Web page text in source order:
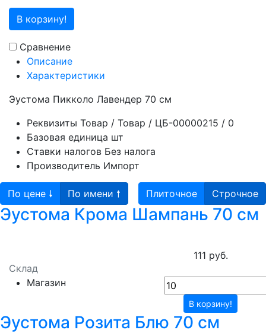
В корзину!
Сравнение
Описание
Характеристики
Эустома Пикколо Лавендер 70 см
Реквизиты Товар / Товар / ЦБ-00000215 / 0
Базовая единица шт
Ставки налогов Без налога
Производитель Импорт
По цене 🠗 По имени 🠕 Плиточное Строчное
Эустома Крома Шампань 70 см
Склад
Магазин
111 руб.
В корзину!
Эустома Розита Блю 70 см